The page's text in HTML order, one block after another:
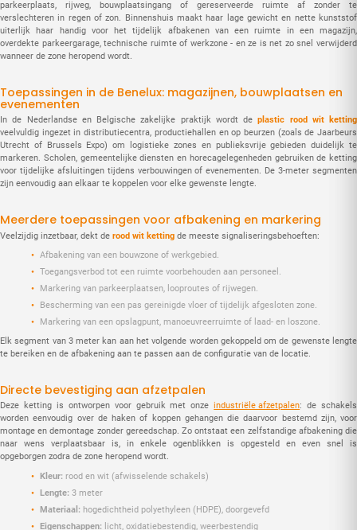
parkeerplaats, rijweg, bouwplaatsingang of gereserveerde ruimte af zonder te
verslechteren in regen of zon. Binnenshuis maakt haar lage gewicht en nette kunststof
uiterlijk haar handig voor het tijdelijk afbakenen van een ruimte in een magazijn,
overdekte parkeergarage, technische ruimte of werkzone - en ze is net zo snel verwijderd
wanneer de zone heropend wordt.
Toepassingen in de Benelux: magazijnen, bouwplaatsen en
evenementen
In de Nederlandse en Belgische zakelijke praktijk wordt deplastic rood wit ketting
veelvuldig ingezet in distributiecentra, productiehallen en op beurzen (zoals de Jaarbeurs
Utrecht of Brussels Expo) om logistieke zones en publieksvrije gebieden duidelijk te
markeren. Scholen, gemeentelijke diensten en horecagelegenheden gebruiken de ketting
voor tijdelijke afsluitingen tijdens verbouwingen of evenementen. De 3-meter segmenten
zijn eenvoudig aan elkaar te koppelen voor elke gewenste lengte.
Meerdere toepassingen voor afbakening en markering
Veelzijdig inzetbaar, dekt de rood wit ketting de meeste signaliseringsbehoeften:
Afbakening van een bouwzone of werkgebied.
Toegangsverbod tot een ruimte voorbehouden aan personeel.
Markering van parkeerplaatsen, looproutes of rijwegen.
Bescherming van een pas gereinigde vloer of tijdelijk afgesloten zone.
Markering van een opslagpunt, manoeuvreerruimte of laad- en loszone.
Elk segment van 3 meter kan aan het volgende worden gekoppeld om de gewenste lengte
te bereiken en de afbakening aan te passen aan de configuratie van de locatie.
Directe bevestiging aan afzetpalen
Deze ketting is ontworpen voor gebruik met onzeindustriële afzetpalen: de schakels
worden eenvoudig over de haken of koppen gehangen die daarvoor bestemd zijn, voor
montage en demontage zonder gereedschap. Zo ontstaat een zelfstandige afbakening die
naar wens verplaatsbaar is, in enkele ogenblikken is opgesteld en even snel is
opgeborgen zodra de zone heropend wordt.
Kleur: rood en wit (afwisselende schakels)
Lengte: 3 meter
Materiaal: hogedichtheid polyethyleen (HDPE), doorgevefd
Eigenschappen: licht, oxidatiebestendig, weerbestendig